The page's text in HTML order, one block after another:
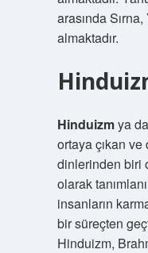
arasında
almaktadır.
Hinduizmya
ortaya çıkan ve
dinlerinden biri
olarak
insanların
bir süreçten
Hinduizm,